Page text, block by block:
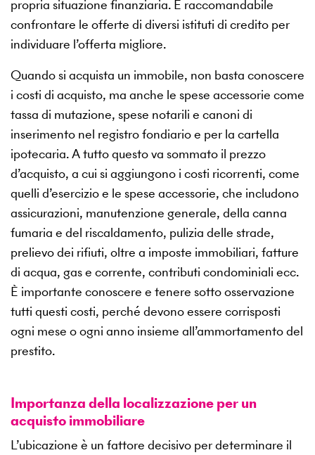
propria situazione finanziaria. È raccomandabile
confrontare le offerte di diversi istituti di credito per
individuare l’offerta migliore.
Quando si acquista un immobile, non basta conoscere
i costi di acquisto, ma anche le spese accessorie come
tassa di mutazione, spese notarili e canoni di
inserimento nel registro fondiario e per la cartella
ipotecaria. A tutto questo va sommato il prezzo
d’acquisto, a cui si aggiungono i costi ricorrenti, come
quelli d’esercizio e le spese accessorie, che includono
assicurazioni, manutenzione generale, della canna
fumaria e del riscaldamento, pulizia delle strade,
prelievo dei rifiuti, oltre a imposte immobiliari, fatture
di acqua, gas e corrente, contributi condominiali ecc.
È importante conoscere e tenere sotto osservazione
tutti questi costi, perché devono essere corrisposti
ogni mese o ogni anno insieme all’ammortamento del
prestito.
Importanza della localizzazione per un
acquisto immobiliare
L’ubicazione è un fattore decisivo per determinare il